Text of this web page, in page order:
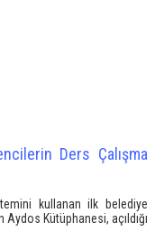
Ders Çalışma
kullanan ilk belediye
Kütüphanesi, açıldığı